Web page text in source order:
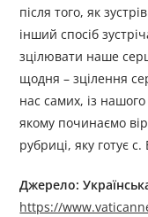
після того, як
інший спосіб
зцілювати наше
щодня – зцілення
нас самих, із
якому починаємо
рубриці, яку готує
Джерелo:
https://